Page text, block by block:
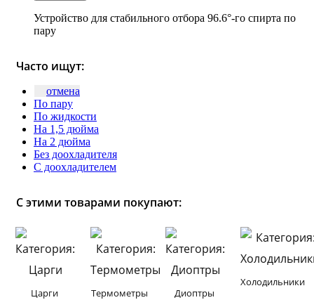
Устройство для стабильного отбора 96.6°-го спирта по
пару
Часто ищут:
отмена
По пару
По жидкости
На 1,5 дюйма
На 2 дюйма
Без доохладителя
С доохладителем
С этими товарами покупают:
Царги Термометры Диоптры
Холодильники